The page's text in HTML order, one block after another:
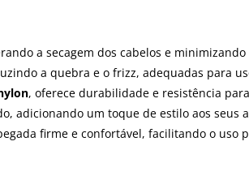
a secagem dos cabelos e minimizando
a quebra e o frizz, adequadas para
, oferece durabilidade e resistência
adicionando um toque de estilo aos seus
firme e confortável, facilitando o uso